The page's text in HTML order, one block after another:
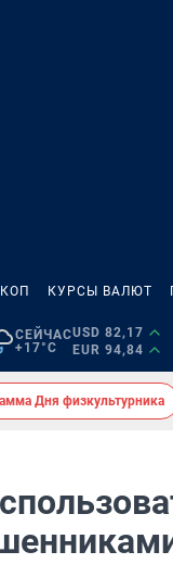
КУРСЫ ВАЛЮТ
СЕЙЧАС
+17°C
USD 82,17
EUR 94,84
Дня физкультурника